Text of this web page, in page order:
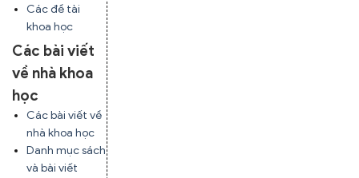
Các đề tài
khoa học
Các bài viết
về nhà khoa
học
Các bài viết về
nhà khoa học
Danh mục sách
và bài viết